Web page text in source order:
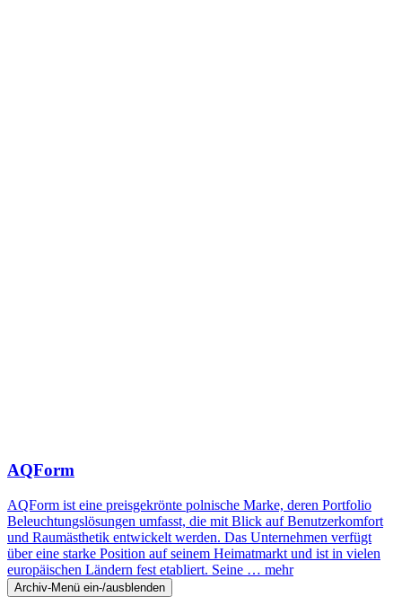
AQForm
AQForm ist eine preisgekrönte polnische Marke, deren Portfolio
Beleuchtungslösungen umfasst, die mit Blick auf Benutzerkomfort
und Raumästhetik entwickelt werden. Das Unternehmen verfügt
über eine starke Position auf seinem Heimatmarkt und ist in vielen
europäischen Ländern fest etabliert. Seine … mehr
Archiv-Menü ein-/ausblenden